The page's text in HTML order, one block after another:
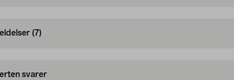
(7)
svarer